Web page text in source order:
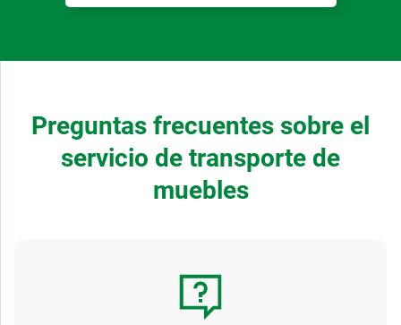
Preguntas frecuentes sobre el
servicio de transporte de
muebles